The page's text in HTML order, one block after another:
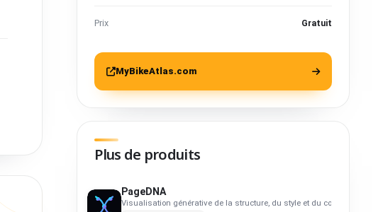
Prix Gratuit
MyBikeAtlas.com
Plus de produits
PageDNA
Visualisation générative de la structure, du style et du comportement